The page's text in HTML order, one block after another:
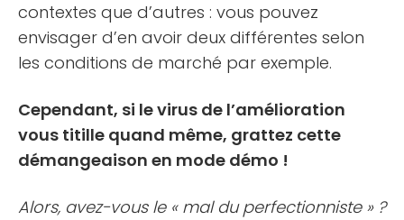
contextes que d’autres : vous pouvez
envisager d’en avoir deux différentes selon
les conditions de marché par exemple.
Cependant, si le virus de l’amélioration
vous titille quand même, grattez cette
démangeaison en mode démo !
Alors, avez-vous le « mal du perfectionniste » ?